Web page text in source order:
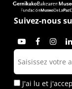
Suivez-nous
J'ai lu et